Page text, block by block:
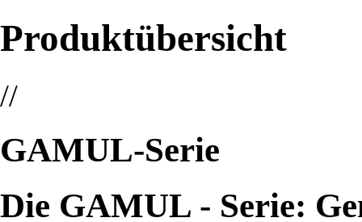
Produktübersicht
//
GAMUL-Serie
Die GAMUL - Serie: